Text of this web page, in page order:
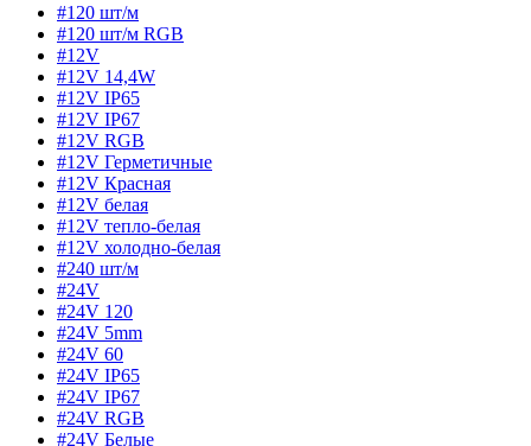
#120 шт/м
#120 шт/м RGB
#12V
#12V 14,4W
#12V IP65
#12V IP67
#12V RGB
#12V Герметичные
#12V Красная
#12V белая
#12V тепло-белая
#12V холодно-белая
#240 шт/м
#24V
#24V 120
#24V 5mm
#24V 60
#24V IP65
#24V IP67
#24V RGB
#24V Белые